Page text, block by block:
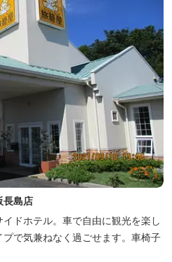
長島店
ドホテル。車で自由に観光を楽し
で気兼ねなく過ごせます。車椅子